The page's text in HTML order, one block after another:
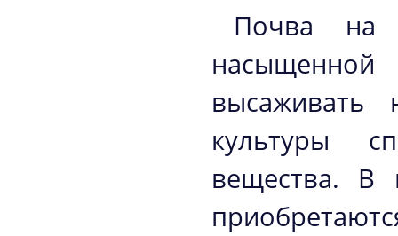
Почва на
культуры
вещества. В